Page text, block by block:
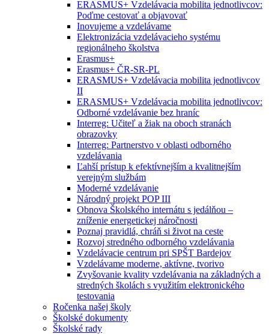
ERASMUS+ Vzdelávacia mobilita jednotlivcov:
Poďme cestovať a objavovať
Inovujeme a vzdelávame
Elektronizácia vzdelávacieho systému
regionálneho školstva
Erasmus+
Erasmus+ ČR-SR-PL
ERASMUS+ Vzdelávacia mobilita jednotlivcov
II
ERASMUS+ Vzdelávacia mobilita jednotlivcov:
Odborné vzdelávanie bez hraníc
Interreg: Učiteľ a žiak na oboch stranách
obrazovky
Interreg: Partnerstvo v oblasti odborného
vzdelávania
Ľahší prístup k efektívnejším a kvalitnejším
verejným službám
Moderné vzdelávanie
Národný projekt POP III
Obnova Školského internátu s jedálňou –
zníženie energetickej náročnosti
Poznaj pravidlá, chráň si život na ceste
Rozvoj stredného odborného vzdelávania
Vzdelávacie centrum pri SPŠT Bardejov
Vzdelávame moderne, aktívne, tvorivo
Zvyšovanie kvality vzdelávania na základných a
stredných školách s využitím elektronického
testovania
Ročenka našej školy
Školské dokumenty
Školské rady